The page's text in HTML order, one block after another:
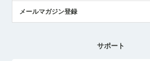
メールマガジン登録
サポート